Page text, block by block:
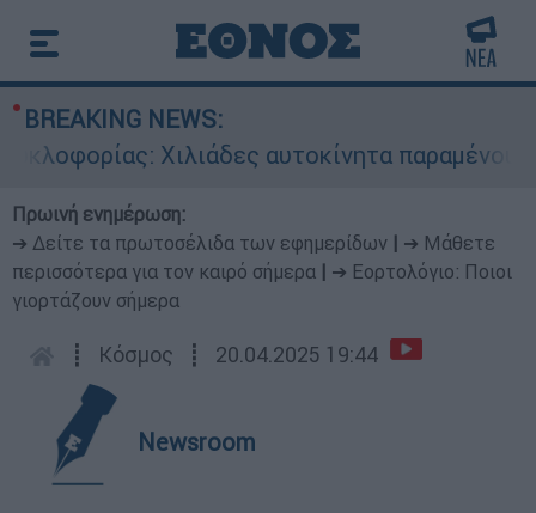
BREAKING NEWS:
Χιλιάδες αυτοκίνητα παραμένουν
Πρωινή ενημέρωση:
➔ Δείτε τα πρωτοσέλιδα των εφημερίδων
➔ Μάθετε
περισσότερα για τον καιρό σήμερα
➔ Εορτολόγιο: Ποιοι
γιορτάζουν σήμερα
┋ Κόσμος ┋ 20.04.2025 19:44
Newsroom